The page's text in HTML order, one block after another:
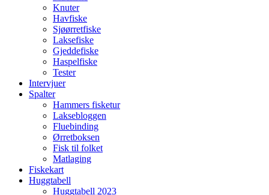
Knuter
Havfiske
Sjøørretfiske
Laksefiske
Gjeddefiske
Haspelfiske
Tester
Intervjuer
Spalter
Hammers fisketur
Laksebloggen
Fluebinding
Ørretboksen
Fisk til folket
Matlaging
Fiskekart
Huggtabell
Huggtabell 2023